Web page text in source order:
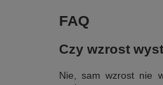
FAQ
Czy wzrost
Nie, sam wzrost nie